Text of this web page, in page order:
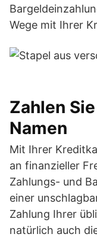
Wege mit Ihrer
Zahlen
Namen
Mit Ihrer
an finanzieller
Zahlungs- und
einer
Zahlung Ihrer
natürlich auch